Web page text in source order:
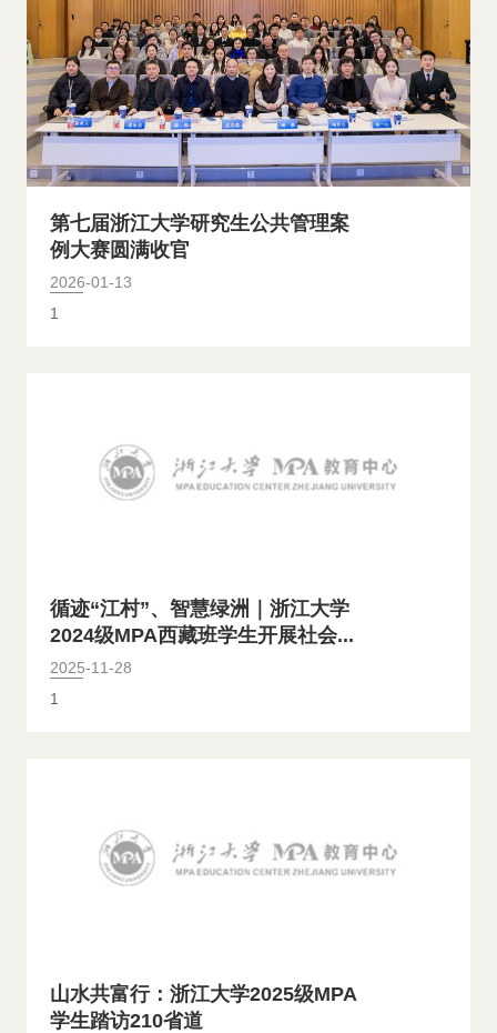
第七届浙江大学研究生公共管理案
例大赛圆满收官
2026-01-13
1
循迹“江村”、智慧绿洲｜浙江大学
2024级MPA西藏班学生开展社会...
2025-11-28
1
山水共富行：浙江大学2025级MPA
学生踏访210省道